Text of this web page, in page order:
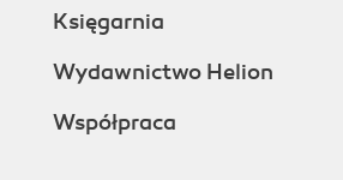
Księgarnia
Wydawnictwo Helion
Współpraca